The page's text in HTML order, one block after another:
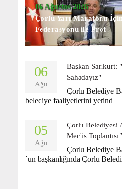
06 Ağustos 2026
Çorlu Yarı Maratonu
Federasyonu ile Prot
06
Ağu
Başkan Sarıkurt:
Sahadayız"
Çorlu Belediye
belediye faaliyetlerini yerind
05
Ağu
Çorlu Belediyesi
Meclis Toplantısı
Çorlu Belediye
´un başkanlığında Çorlu